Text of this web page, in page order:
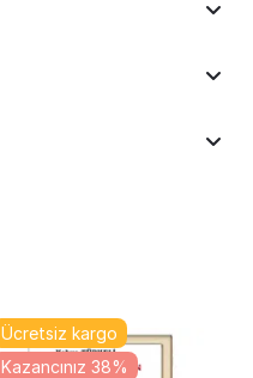
Ücretsiz kargo
Kazancınız 38%